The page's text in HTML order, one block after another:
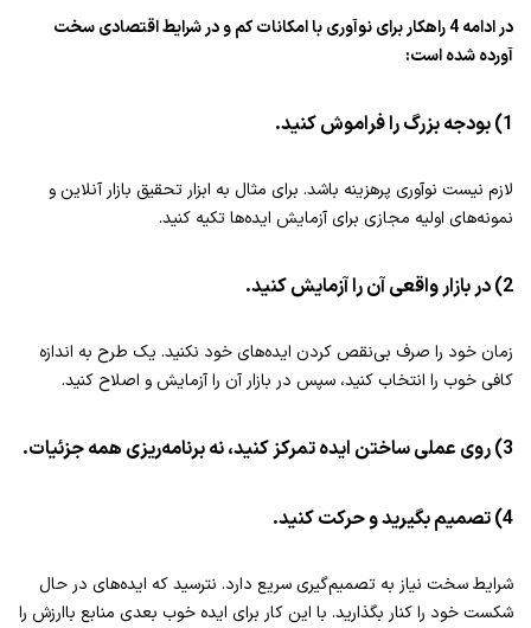
در ادامه 4 راهکار برای نوآوری با امکانات کم و در شرایط اقتصادی سخت
آورده شده است:
1) بودجه بزرگ را فراموش کنید.
لازم نیست نوآوری پرهزینه باشد. برای مثال به ابزار تحقیق بازار آنلاین و
نمونه‌های اولیه مجازی برای آزمایش ایده‌ها تکیه کنید.
2) در بازار واقعی آن را آزمایش کنید.
زمان خود را صرف بی‌نقص کردن ایده‌های خود نکنید. یک طرح به اندازه
کافی خوب را انتخاب کنید، سپس در بازار آن را آزمایش و اصلاح کنید.
3) روی عملی ساختن ایده تمرکز کنید، نه برنامه‌ریزی همه جزئیات.
4) تصمیم بگیرید و حرکت کنید.
شرایط سخت نیاز به تصمیم‌گیری سریع دارد. نترسید که ایده‌های در حال
شکست خود را کنار بگذارید. با این کار برای ایده خوب بعدی منابع باارزش را